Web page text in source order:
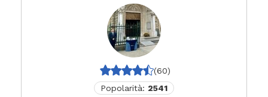
(60)
Popolarità: 2541